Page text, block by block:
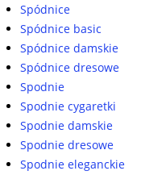
Spódnice
Spódnice basic
Spódnice damskie
Spódnice dresowe
Spodnie
Spodnie cygaretki
Spodnie damskie
Spodnie dresowe
Spodnie eleganckie